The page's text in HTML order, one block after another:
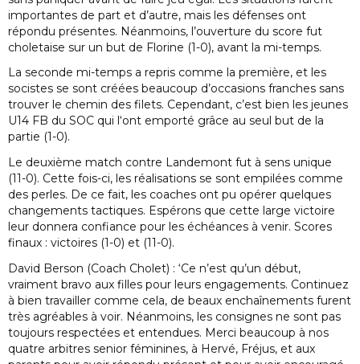
importantes de part et d’autre, mais les défenses ont
répondu présentes. Néanmoins, l’ouverture du score fut
choletaise sur un but de Florine (1-0), avant la mi-temps.
La seconde mi-temps a repris comme la première, et les
socistes se sont créées beaucoup d’occasions franches sans
trouver le chemin des filets. Cependant, c’est bien les jeunes
U14 FB du SOC qui l‘ont emporté grâce au seul but de la
partie (1-0).
Le deuxième match contre Landemont fut à sens unique
(11-0). Cette fois-ci, les réalisations se sont empilées comme
des perles. De ce fait, les coaches ont pu opérer quelques
changements tactiques. Espérons que cette large victoire
leur donnera confiance pour les échéances à venir. Scores
finaux : victoires (1-0) et (11-0).
David Berson (Coach Cholet) : ‘Ce n’est qu’un début,
vraiment bravo aux filles pour leurs engagements. Continuez
à bien travailler comme cela, de beaux enchaînements furent
très agréables à voir. Néanmoins, les consignes ne sont pas
toujours respectées et entendues. Merci beaucoup à nos
quatre arbitres senior féminines, à Hervé, Fréjus, et aux